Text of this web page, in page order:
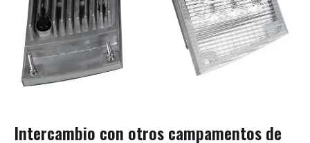
Intercambio con otros campamentos de